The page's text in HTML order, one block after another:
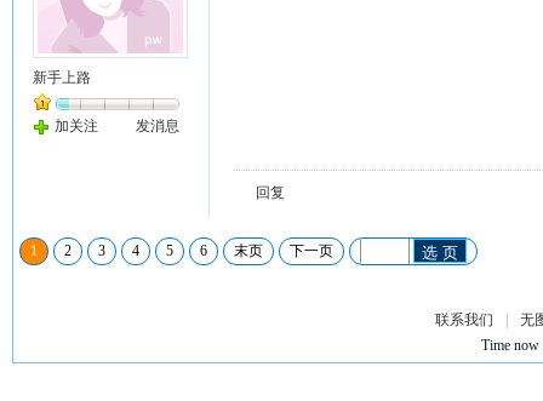
新手上路
加关注 发消息
回复
1 2 3 4 5 6 末页 下一页 选 页
联系我们
无
Time now